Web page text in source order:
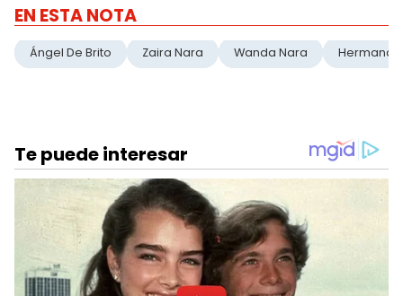
EN ESTA NOTA
Ángel De Brito Zaira Nara Wanda Nara Hermanas